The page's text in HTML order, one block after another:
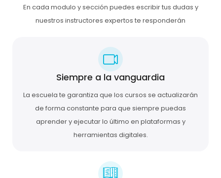
En cada modulo y sección puedes escribir tus dudas y
nuestros instructores expertos te responderán
Siempre a la vanguardia
La escuela te garantiza que los cursos se actualizarán
de forma constante para que siempre puedas
aprender y ejecutar lo último en plataformas y
herramientas digitales.